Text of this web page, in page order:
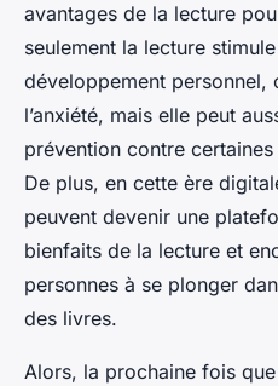
avantages de la lecture
seulement la lecture
développement personnel,
l’anxiété, mais elle peut
prévention contre
De plus, en cette ère
peuvent devenir une
bienfaits de la lecture et
personnes à se plonger
des livres.
Alors, la prochaine fois